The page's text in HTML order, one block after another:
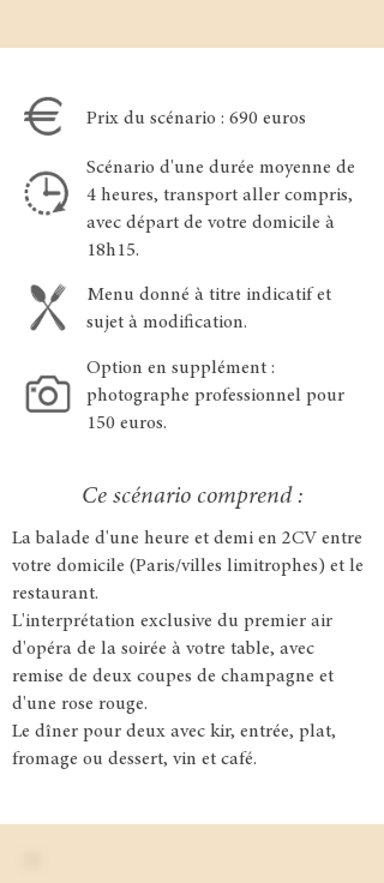
Prix du scénario : 690 euros
Scénario d'une durée moyenne de
4 heures, transport aller compris,
avec départ de votre domicile à
18h15.
Menu donné à titre indicatif et
sujet à modification.
Option en supplément :
photographe professionnel pour
150 euros.
Ce scénario comprend :
La balade d'une heure et demi en 2CV entre
votre domicile (Paris/villes limitrophes) et le
restaurant.
L'interprétation exclusive du premier air
d'opéra de la soirée à votre table, avec
remise de deux coupes de champagne et
d'une rose rouge.
Le dîner pour deux avec kir, entrée, plat,
fromage ou dessert, vin et café.